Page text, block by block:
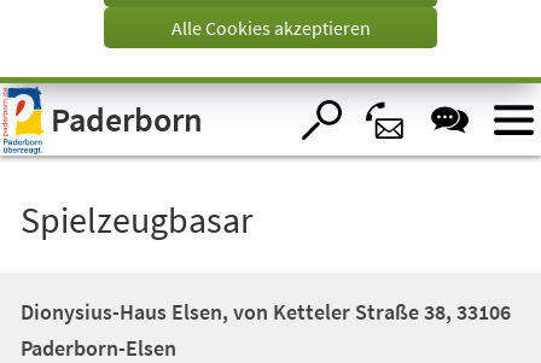
Visuelle
Assistenzsoftware
öffnen.
Alle Cookies akzeptieren
Paderborn
Spielzeugbasar
Dionysius-Haus Elsen, von Ketteler Straße 38, 33106
Paderborn-Elsen